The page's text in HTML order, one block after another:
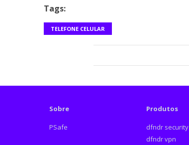
Tags:
TELEFONE CELULAR
Sobre
PSafe
Produtos
dfndr security
dfndr vpn